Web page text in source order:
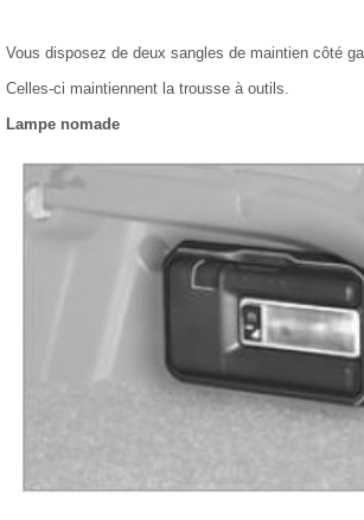
Vous disposez de deux sangles de maintien côté
Celles-ci maintiennent la trousse à outils.
Lampe nomade